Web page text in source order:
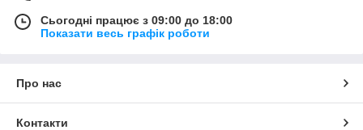
Сьогодні працює з 09:00 до 18:00
Показати весь графік роботи
Про нас
Контакти